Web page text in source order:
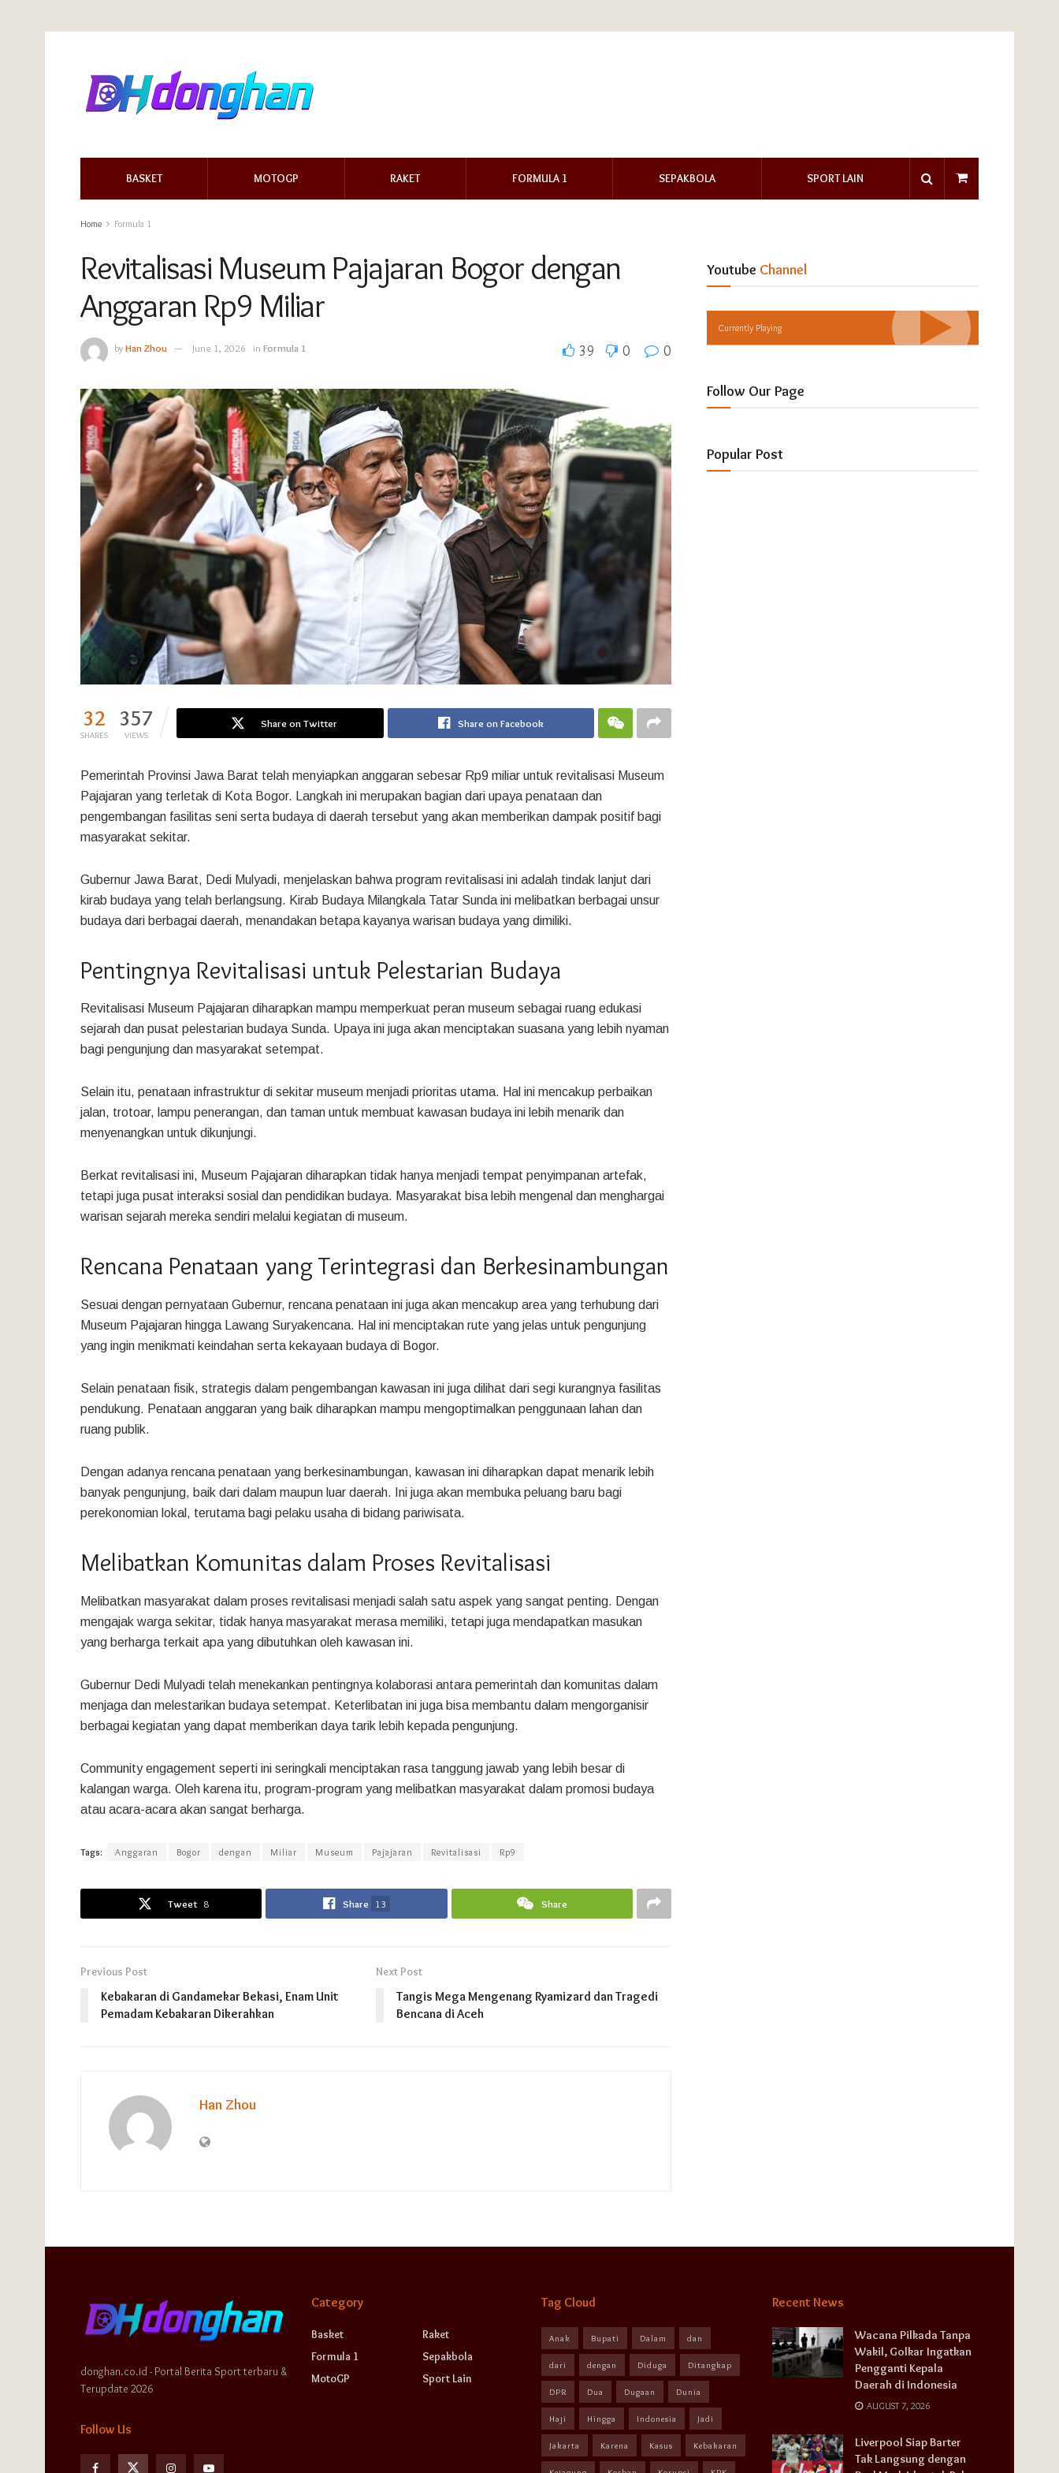
BASKET MOTOGP RAKET FORMULA 1 SEPAKBOLA SPORT LAIN
Home Formula 1
Revitalisasi Museum Pajajaran Bogor dengan
Anggaran Rp9 Miliar
byHan Zhou June 1, 2026 in Formula 1 39 0 0
32
SHARES
357
VIEWS
Share on Twitter Share on Facebook
Pemerintah Provinsi Jawa Barat telah menyiapkan anggaran sebesar Rp9 miliar untuk revitalisasi Museum
Pajajaran yang terletak di Kota Bogor. Langkah ini merupakan bagian dari upaya penataan dan
pengembangan fasilitas seni serta budaya di daerah tersebut yang akan memberikan dampak positif bagi
masyarakat sekitar.
Gubernur Jawa Barat, Dedi Mulyadi, menjelaskan bahwa program revitalisasi ini adalah tindak lanjut dari
kirab budaya yang telah berlangsung. Kirab Budaya Milangkala Tatar Sunda ini melibatkan berbagai unsur
budaya dari berbagai daerah, menandakan betapa kayanya warisan budaya yang dimiliki.
Pentingnya Revitalisasi untuk Pelestarian Budaya
Revitalisasi Museum Pajajaran diharapkan mampu memperkuat peran museum sebagai ruang edukasi
sejarah dan pusat pelestarian budaya Sunda. Upaya ini juga akan menciptakan suasana yang lebih nyaman
bagi pengunjung dan masyarakat setempat.
Selain itu, penataan infrastruktur di sekitar museum menjadi prioritas utama. Hal ini mencakup perbaikan
jalan, trotoar, lampu penerangan, dan taman untuk membuat kawasan budaya ini lebih menarik dan
menyenangkan untuk dikunjungi.
Berkat revitalisasi ini, Museum Pajajaran diharapkan tidak hanya menjadi tempat penyimpanan artefak,
tetapi juga pusat interaksi sosial dan pendidikan budaya. Masyarakat bisa lebih mengenal dan menghargai
warisan sejarah mereka sendiri melalui kegiatan di museum.
Rencana Penataan yang Terintegrasi dan Berkesinambungan
Sesuai dengan pernyataan Gubernur, rencana penataan ini juga akan mencakup area yang terhubung dari
Museum Pajajaran hingga Lawang Suryakencana. Hal ini menciptakan rute yang jelas untuk pengunjung
yang ingin menikmati keindahan serta kekayaan budaya di Bogor.
Selain penataan fisik, strategis dalam pengembangan kawasan ini juga dilihat dari segi kurangnya fasilitas
pendukung. Penataan anggaran yang baik diharapkan mampu mengoptimalkan penggunaan lahan dan
ruang publik.
Dengan adanya rencana penataan yang berkesinambungan, kawasan ini diharapkan dapat menarik lebih
banyak pengunjung, baik dari dalam maupun luar daerah. Ini juga akan membuka peluang baru bagi
perekonomian lokal, terutama bagi pelaku usaha di bidang pariwisata.
Melibatkan Komunitas dalam Proses Revitalisasi
Melibatkan masyarakat dalam proses revitalisasi menjadi salah satu aspek yang sangat penting. Dengan
mengajak warga sekitar, tidak hanya masyarakat merasa memiliki, tetapi juga mendapatkan masukan
yang berharga terkait apa yang dibutuhkan oleh kawasan ini.
Gubernur Dedi Mulyadi telah menekankan pentingnya kolaborasi antara pemerintah dan komunitas dalam
menjaga dan melestarikan budaya setempat. Keterlibatan ini juga bisa membantu dalam mengorganisir
berbagai kegiatan yang dapat memberikan daya tarik lebih kepada pengunjung.
Community engagement seperti ini seringkali menciptakan rasa tanggung jawab yang lebih besar di
kalangan warga. Oleh karena itu, program-program yang melibatkan masyarakat dalam promosi budaya
atau acara-acara akan sangat berharga.
Tags: Anggaran Bogor dengan Miliar Museum Pajajaran Revitalisasi Rp9
Tweet 8 Share 13 Share
Previous Post
Kebakaran di Gandamekar Bekasi, Enam Unit
Pemadam Kebakaran Dikerahkan
Next Post
Tangis Mega Mengenang Ryamizard dan Tragedi
Bencana di Aceh
Han Zhou
Youtube Channel
Currently Playing
Follow Our Page
Popular Post
donghan.co.id - Portal Berita Sport terbaru &
Terupdate 2026
Follow Us
Category
Basket
Formula 1
MotoGP
Raket
Sepakbola
Sport Lain
Tag Cloud
Anak Bupati Dalam dan
dari dengan Diduga Ditangkap
DPR Dua Dugaan Dunia
Haji Hingga Indonesia Jadi
Jakarta Karena Kasus Kebakaran
Recent News
Wacana Pilkada Tanpa
Wakil, Golkar Ingatkan
Pengganti Kepala
Daerah di Indonesia
AUGUST 7, 2026
Liverpool Siap Barter
Tak Langsung dengan